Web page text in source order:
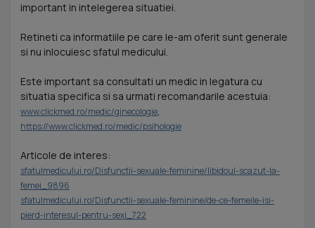
important in intelegerea situatiei.
Retineti ca informatiile pe care le-am oferit sunt generale
si nu inlocuiesc sfatul medicului.
Este important sa consultati un medic in legatura cu
situatia specifica si sa urmati recomandarile acestuia:
www.clickmed.ro/medic/ginecologie,
https://www.clickmed.ro/medic/psihologie
Articole de interes:
sfatulmedicului.ro/Disfunctii-sexuale-feminine/libidoul-scazut-la-
femei_9896
sfatulmedicului.ro/Disfunctii-sexuale-feminine/de-ce-femeile-isi-
pierd-interesul-pentru-sexi_722